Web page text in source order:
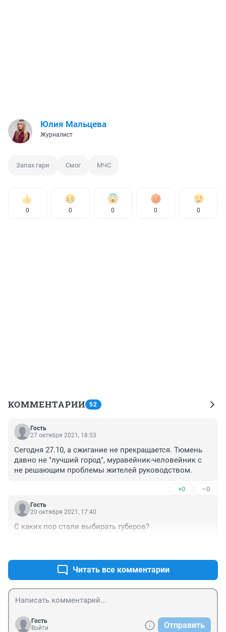
Юлия Мальцева
Журналист
Запах гари Смог МЧС
0 0 0 0 0
КОММЕНТАРИИ 52
Гость
27 октября 2021, 18:53
Сегодня 27.10, а сжигание не прекращается. Тюмень
давно не "лучший город", муравейник-человейник с
не решающим проблемы жителей руководством.
+0 –0
Гость
20 октября 2021, 17:40
С каких пор стали выбирать губеров?
Читать все комментарии
Гость
Войти
Отправить